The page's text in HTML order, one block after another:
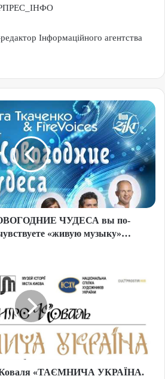
Інформаційного агентства
ЧУДЕСА вы по-
«живую музыку»…
Коваля «ТАЄМНИЧА УКРАЇНА.